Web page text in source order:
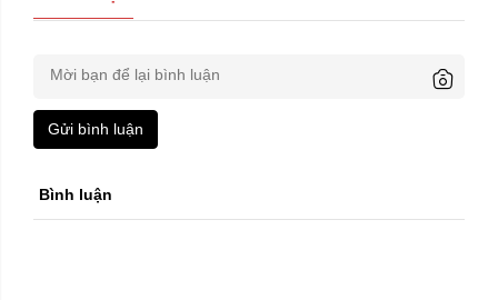
Gửi bình luận
Bình luận